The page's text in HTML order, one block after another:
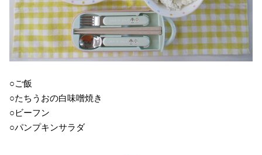
未就園児教室
課外授業
○ご飯
○たちうおの白味噌焼き
○ビーフン
○パンプキンサラダ